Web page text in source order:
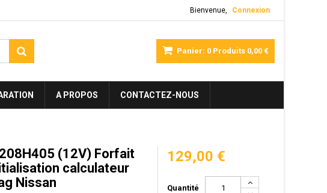
Bienvenue, Connexion
Panier: 0 Produits 0,00 €
A PROPOS CONTACTEZ-NOUS
(12V) Forfait
calculateur
Nissan
129,00 €
Quantité